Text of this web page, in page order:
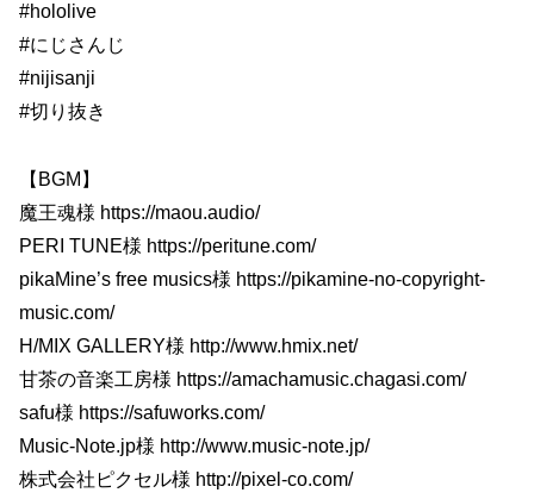
#hololive
#にじさんじ
#nijisanji
#切り抜き
【BGM】
魔王魂様 https://maou.audio/
PERI TUNE様 https://peritune.com/
pikaMine’s free musics様 https://pikamine-no-copyright-
music.com/
H/MIX GALLERY様 http://www.hmix.net/
甘茶の音楽工房様 https://amachamusic.chagasi.com/
safu様 https://safuworks.com/
Music-Note.jp様 http://www.music-note.jp/
株式会社ピクセル様 http://pixel-co.com/